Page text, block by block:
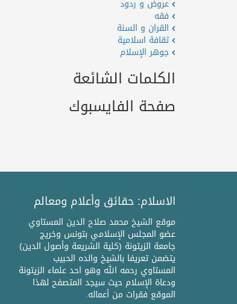
عروض و ردود
فقه
القران و السنة
ثقافة اسلامية
جوهر الإسلام
الكلمات الشائعة
صفحة الفايسبوك
الاسلام: حقائق وأعلام ومعالم
موقع الشيخ محمد صلاح الدين المستاوي
عضو المجلس الإسلامي بتونس وخريج
جامعة الزيتونة (كلية الشريعة وأصول الدين)
يتضمن تعريفا بالشيخ والده الحبيب
المستاوي رحمه الله وهو احد علماء الزيتونة
ودعاة الإسلام حيث سيجد المتصفح لهذا
الموقع فقرات من أعماله.